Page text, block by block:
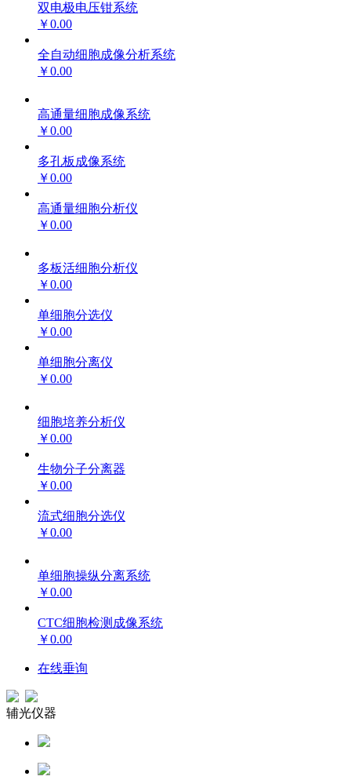
双电极电压钳系统
￥0.00
全自动细胞成像分析系统
￥0.00
高通量细胞成像系统
￥0.00
多孔板成像系统
￥0.00
高通量细胞分析仪
￥0.00
多板活细胞分析仪
￥0.00
单细胞分选仪
￥0.00
单细胞分离仪
￥0.00
细胞培养分析仪
￥0.00
生物分子分离器
￥0.00
流式细胞分选仪
￥0.00
单细胞操纵分离系统
￥0.00
CTC细胞检测成像系统
￥0.00
在线垂询
辅光仪器